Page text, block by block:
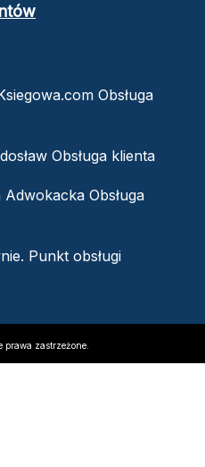
Obsługa
Obsługa klienta
Obsługa
Punkt obsługi
zastrzeżone.